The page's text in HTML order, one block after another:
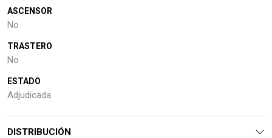
ASCENSOR
No
TRASTERO
No
ESTADO
Adjudicada
DISTRIBUCIÓN